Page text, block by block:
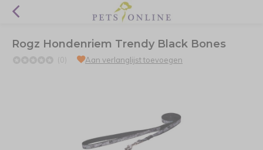
Rogz Hondenriem Trendy Black Bones
(0) Aan verlanglijst toevoegen